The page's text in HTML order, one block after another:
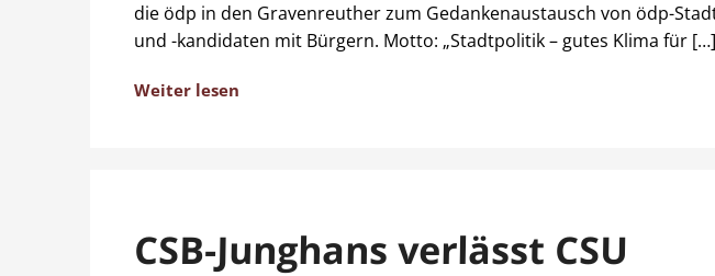
die ödp in den Gravenreuther zum Gedankenaustausch von ödp-
und -kandidaten mit Bürgern. Motto: „Stadtpolitik – gutes Klima für […]
Weiter lesen
CSB-Junghans verlässt CSU